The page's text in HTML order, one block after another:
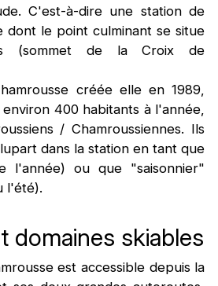
C'est-à-dire une station de
dont le point culminant se situe
(sommet de la Croix de
créée elle en 1989,
400 habitants à l'année,
/ Chamroussiennes. Ils
dans la station en tant que
l'année) ou que "saisonnier"
l'été).
domaines skiables
est accessible depuis la